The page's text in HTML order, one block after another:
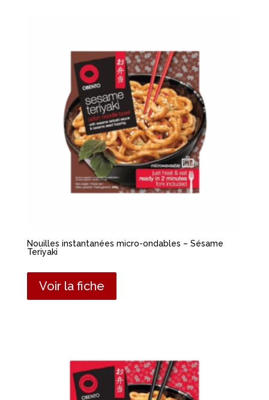
Nouilles instantanées micro-ondables – Sésame
Teriyaki
Voir la fiche